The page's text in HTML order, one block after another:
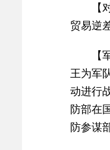
贸易逆
王为军
动进行
防部在
防参谋